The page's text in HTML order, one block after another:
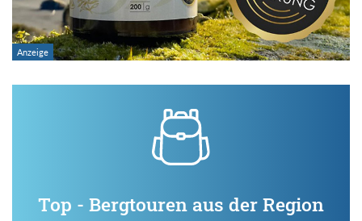
Top - Bergtouren aus der Region